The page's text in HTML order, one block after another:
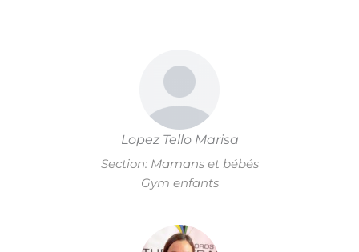
Lopez Tello Marisa
Section: Mamans et bébés
Gym enfants